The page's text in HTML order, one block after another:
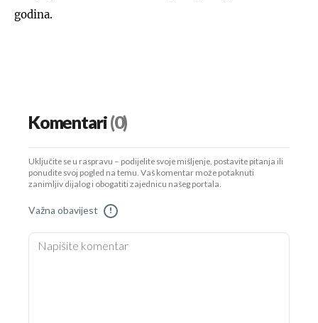
godina.
Komentari(0)
Uključite se u raspravu – podijelite svoje mišljenje, postavite pitanja ili
ponudite svoj pogled na temu. Vaš komentar može potaknuti
zanimljiv dijalog i obogatiti zajednicu našeg portala.
Važna obavijest !